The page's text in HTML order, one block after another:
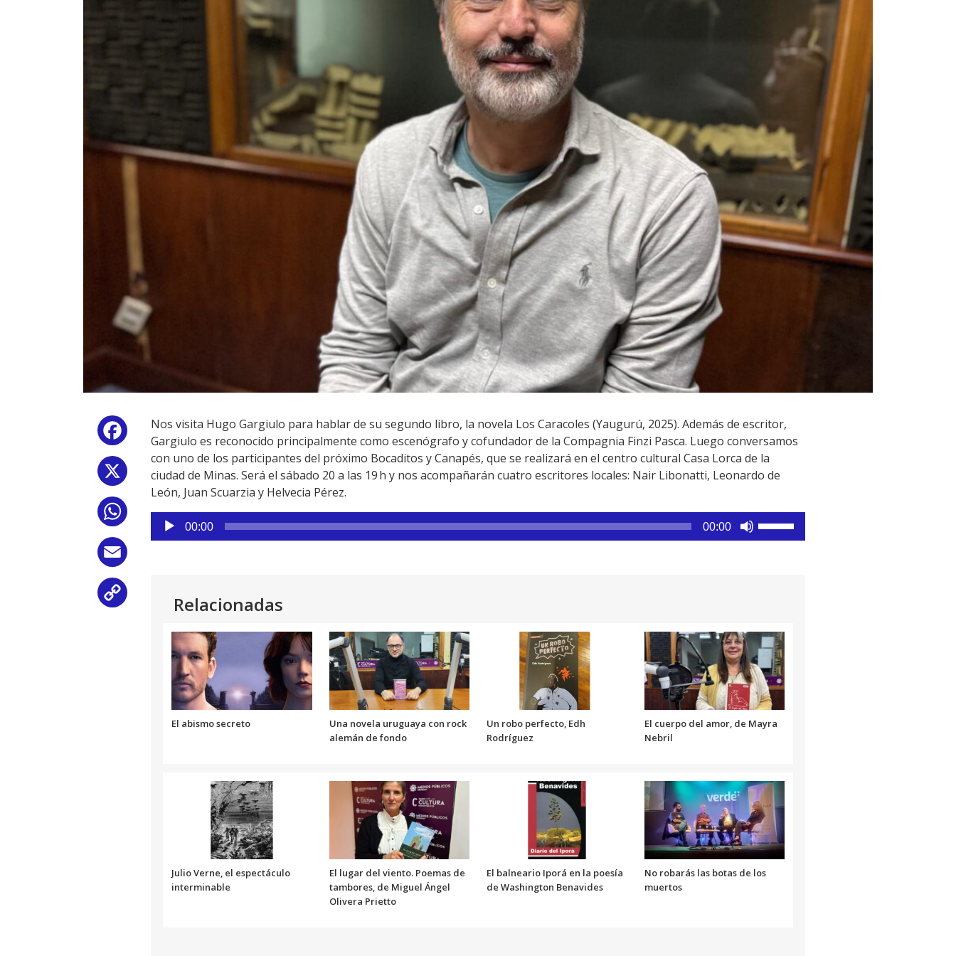
Facebook
WhatsApp
Nos visita Hugo Gargiulo para hablar de su segundo libro, la novela Los Caracoles (Yaugurú, 2025). Además de escritor,
Gargiulo es reconocido principalmente como escenógrafo y cofundador de la Compagnia Finzi Pasca. Luego conversamos
con uno de los participantes del próximo Bocaditos y Canapés, que se realizará en el centro cultural Casa Lorca de la
ciudad de Minas. Será el sábado 20 a las 19 h y nos acompañarán cuatro escritores locales: Nair Libonatti, Leonardo de
León, Juan Scuarzia y Helvecia Pérez.
Reproductor
de
00:00 00:00
aumentar
o
disminuir
el
volumen.
Relacionadas
El abismo secreto
Una novela uruguaya con rock
alemán de fondo
Un robo perfecto, Edh
Rodríguez
El cuerpo del amor, de Mayra
Nebril
Julio Verne, el espectáculo
interminable
El lugar del viento. Poemas de
tambores, de Miguel Ángel
Olivera Prietto
El balneario Iporá en la poesía
de Washington Benavides
No robarás las botas de los
muertos